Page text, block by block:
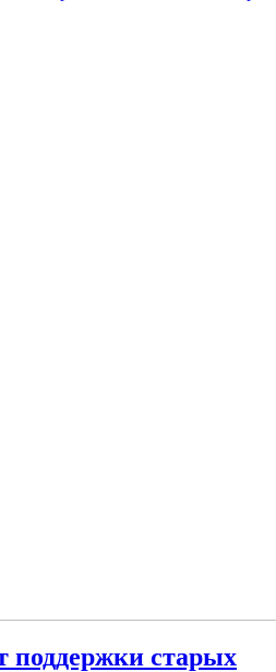
поддержки старых